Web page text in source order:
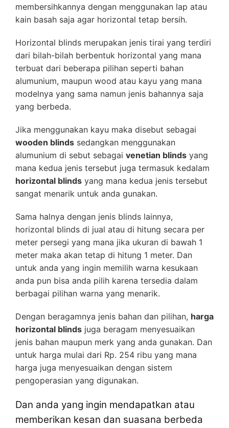
membersihkannya dengan menggunakan lap atau
kain basah saja agar horizontal tetap bersih.
Horizontal blinds merupakan jenis tirai yang terdiri
dari bilah-bilah berbentuk horizontal yang mana
terbuat dari beberapa pilihan seperti bahan
alumunium, maupun wood atau kayu yang mana
modelnya yang sama namun jenis bahannya saja
yang berbeda.
Jika menggunakan kayu maka disebut sebagai
wooden blinds sedangkan menggunakan
alumunium di sebut sebagai venetian blinds yang
mana kedua jenis tersebut juga termasuk kedalam
horizontal blinds yang mana kedua jenis tersebut
sangat menarik untuk anda gunakan.
Sama halnya dengan jenis blinds lainnya,
horizontal blinds di jual atau di hitung secara per
meter persegi yang mana jika ukuran di bawah 1
meter maka akan tetap di hitung 1 meter. Dan
untuk anda yang ingin memilih warna kesukaan
anda pun bisa anda pilih karena tersedia dalam
berbagai pilihan warna yang menarik.
Dengan beragamnya jenis bahan dan pilihan, harga
horizontal blinds juga beragam menyesuaikan
jenis bahan maupun merk yang anda gunakan. Dan
untuk harga mulai dari Rp. 254 ribu yang mana
harga juga menyesuaikan dengan sistem
pengoperasian yang digunakan.
Dan anda yang ingin mendapatkan atau
memberikan kesan dan suasana berbeda